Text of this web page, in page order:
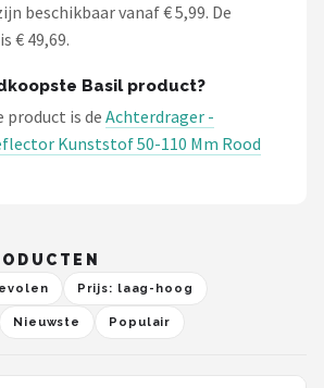
beschikbaar vanaf € 5,99. De
€ 49,69.
Basil product?
product is de Achterdrager -
Kunststof 50-110 Mm Rood
Prijs: laag-hoog
Nieuwste Populair